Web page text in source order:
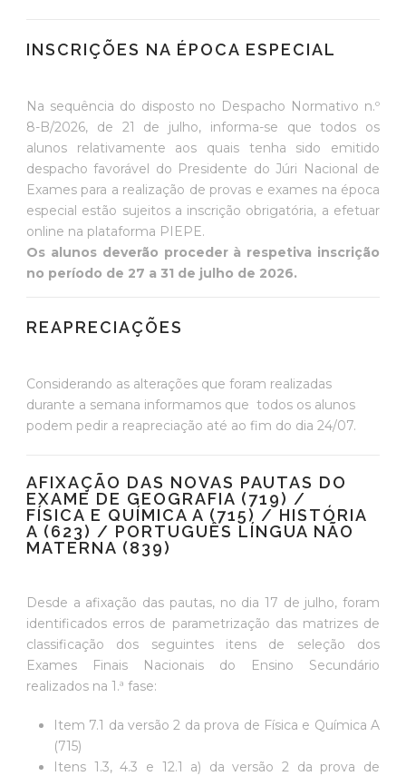
INSCRIÇÕES NA ÉPOCA ESPECIAL
Na sequência do disposto no Despacho Normativo n.º
8-B/2026, de 21 de julho, informa-se que todos os
alunos relativamente aos quais tenha sido emitido
despacho favorável do Presidente do Júri Nacional de
Exames para a realização de provas e exames na época
especial estão sujeitos a inscrição obrigatória, a efetuar
online na plataforma PIEPE.
Os alunos deverão proceder à respetiva inscrição
no período de 27 a 31 de julho de 2026.
REAPRECIAÇÕES
Considerando as alterações que foram realizadas
durante a semana informamos que todos os alunos
podem pedir a reapreciação até ao fim do dia 24/07.
AFIXAÇÃO DAS NOVAS PAUTAS DO
EXAME DE GEOGRAFIA (719) /
FÍSICA E QUÍMICA A (715) / HISTÓRIA
A (623) / PORTUGUÊS LÍNGUA NÃO
MATERNA (839)
Desde a afixação das pautas, no dia 17 de julho, foram
identificados erros de parametrização das matrizes de
classificação dos seguintes itens de seleção dos
Exames Finais Nacionais do Ensino Secundário
realizados na 1.ª fase:
Item 7.1 da versão 2 da prova de Física e Química A
(715)
Itens 1.3, 4.3 e 12.1 a) da versão 2 da prova de